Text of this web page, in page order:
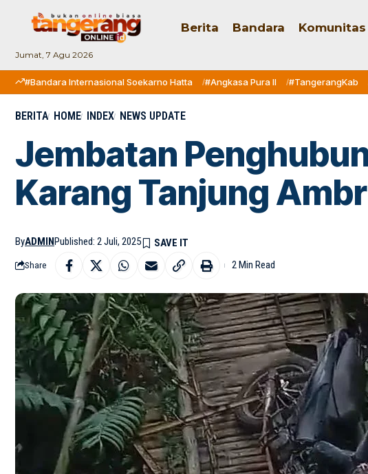
Jumat, 7 Agu 2026
Berita Bandara Komunitas
#Bandara Internasional Soekarno Hatta #Angkasa Pura II #TangerangKab
BERITA HOME INDEX NEWS UPDATE
Jembatan
Karang Tanjung
ByADMINPublished: 2 Juli, 2025
Share 2 Min Read